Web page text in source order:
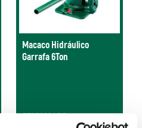
Macaco Hidráulico
Garrafa 6Ton
ST97803ASC